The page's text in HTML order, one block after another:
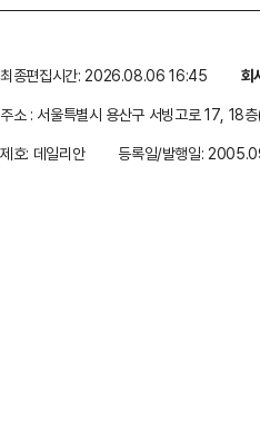
최종편집시간: 2026.08.06 16:45 회
주소 : 서울특별시 용산구 서빙고로 17, 18
제호: 데일리안
등록일/발행일: